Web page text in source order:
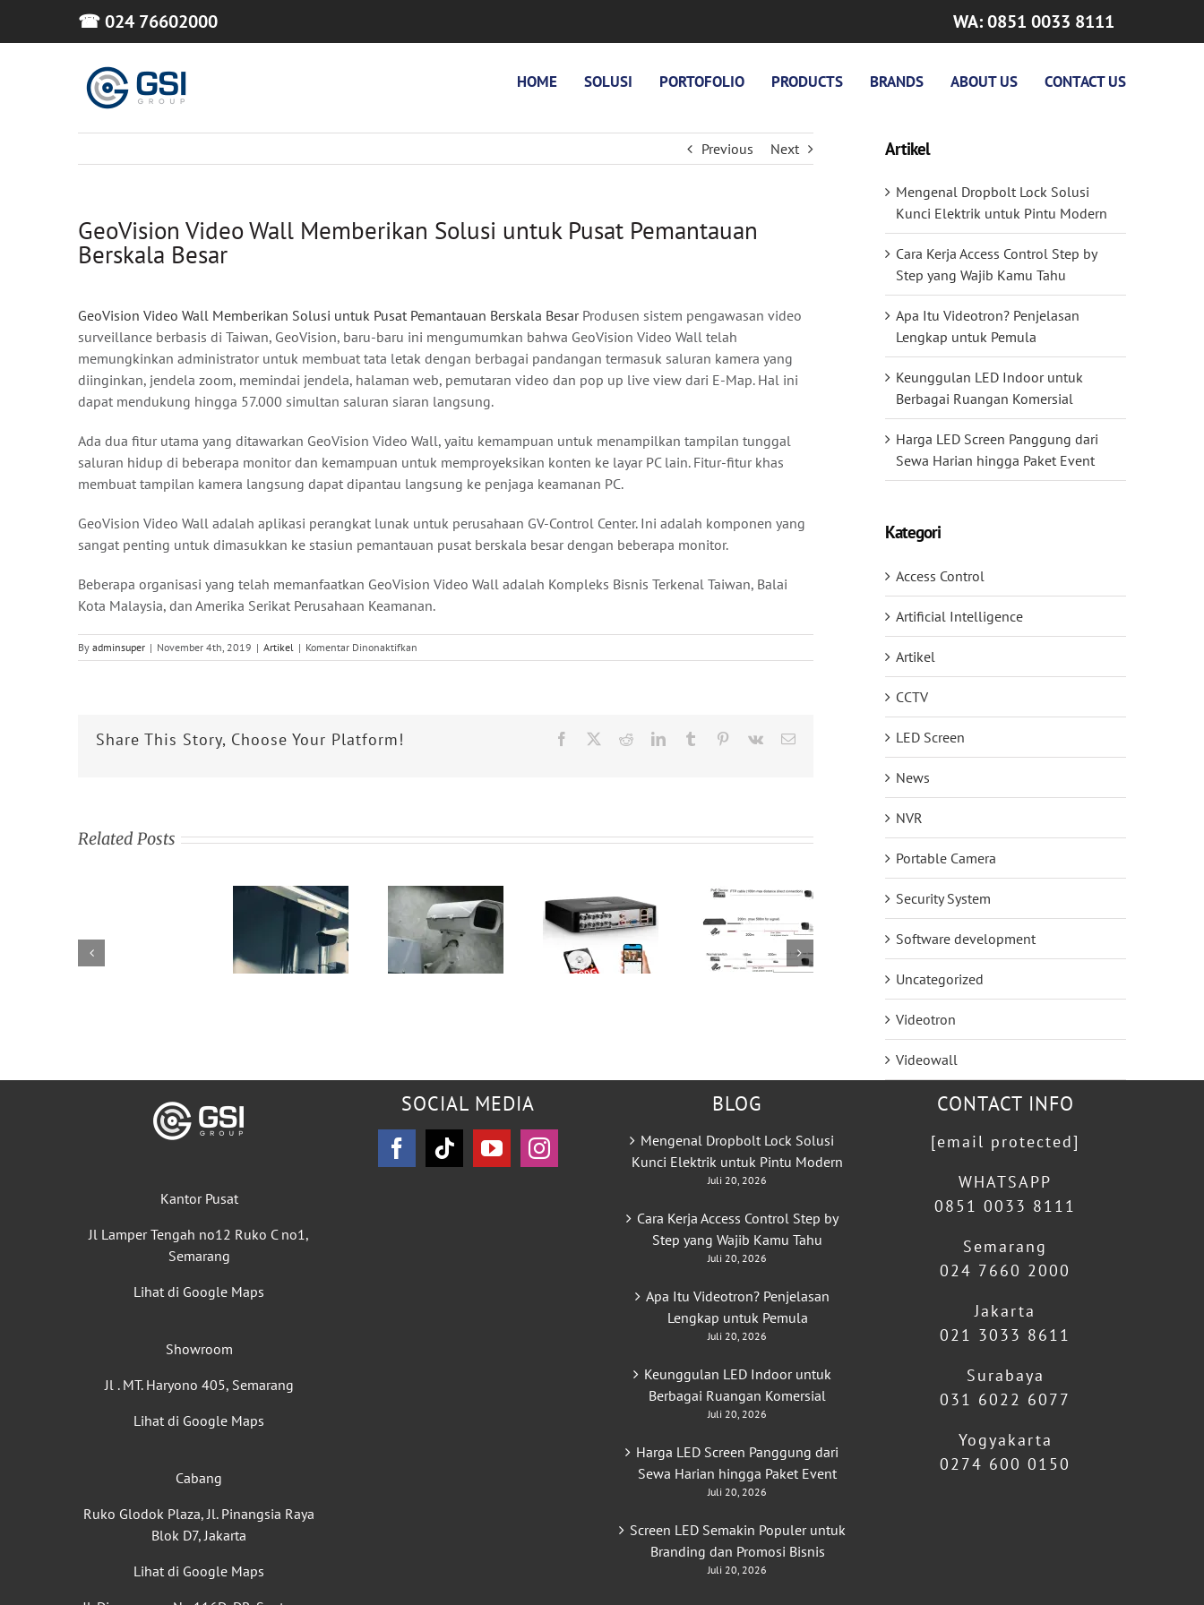
☎ 024 76602000 WA: 0851 0033 8111
HOME SOLUSI PORTOFOLIO PRODUCTS BRANDS ABOUT US CONTACT US
Previous Next
GeoVision Video Wall Memberikan Solusi untuk Pusat Pemantauan
Berskala Besar
GeoVision Video Wall Memberikan Solusi untuk Pusat Pemantauan Berskala Besar Produsen sistem pengawasan video
surveillance berbasis di Taiwan, GeoVision, baru-baru ini mengumumkan bahwa GeoVision Video Wall telah
memungkinkan administrator untuk membuat tata letak dengan berbagai pandangan termasuk saluran kamera yang
diinginkan, jendela zoom, memindai jendela, halaman web, pemutaran video dan pop up live view dari E-Map. Hal ini
dapat mendukung hingga 57.000 simultan saluran siaran langsung.
Ada dua fitur utama yang ditawarkan GeoVision Video Wall, yaitu kemampuan untuk menampilkan tampilan tunggal
saluran hidup di beberapa monitor dan kemampuan untuk memproyeksikan konten ke layar PC lain. Fitur-fitur khas
membuat tampilan kamera langsung dapat dipantau langsung ke penjaga keamanan PC.
GeoVision Video Wall adalah aplikasi perangkat lunak untuk perusahaan GV-Control Center. Ini adalah komponen yang
sangat penting untuk dimasukkan ke stasiun pemantauan pusat berskala besar dengan beberapa monitor.
Beberapa organisasi yang telah memanfaatkan GeoVision Video Wall adalah Kompleks Bisnis Terkenal Taiwan, Balai
Kota Malaysia, dan Amerika Serikat Perusahaan Keamanan.
By adminsuper | November 4th, 2019 | Artikel | Komentar Dinonaktifkan
GeoVision
Share This Story, Choose Your Platform! Facebook RedditLinkedInTumblr Pinterest
Vk Email
Related Posts
Artikel
Mengenal Dropbolt Lock Solusi
Kunci Elektrik untuk Pintu Modern
Cara Kerja Access Control Step by
Step yang Wajib Kamu Tahu
Apa Itu Videotron? Penjelasan
Lengkap untuk Pemula
Keunggulan LED Indoor untuk
Berbagai Ruangan Komersial
Harga LED Screen Panggung dari
Sewa Harian hingga Paket Event
Kategori
Access Control
Artificial Intelligence
Artikel
CCTV
LED Screen
News
NVR
Portable Camera
Security System
Software development
Uncategorized
Videotron
Videowall
Kantor Pusat
Jl Lamper Tengah no12 Ruko C no1,
Semarang
Lihat di Google Maps
Showroom
Jl . MT. Haryono 405, Semarang
Lihat di Google Maps
Cabang
Ruko Glodok Plaza, Jl. Pinangsia Raya
Blok D7, Jakarta
Lihat di Google Maps
SOCIAL MEDIA BLOG
Mengenal Dropbolt Lock Solusi
Kunci Elektrik untuk Pintu Modern
Juli 20, 2026
Cara Kerja Access Control Step by
Step yang Wajib Kamu Tahu
Juli 20, 2026
Apa Itu Videotron? Penjelasan
Lengkap untuk Pemula
Juli 20, 2026
Keunggulan LED Indoor untuk
Berbagai Ruangan Komersial
Juli 20, 2026
Harga LED Screen Panggung dari
Sewa Harian hingga Paket Event
Juli 20, 2026
Screen LED Semakin Populer untuk
Branding dan Promosi Bisnis
Juli 20, 2026
CONTACT INFO
[email protected]
WHATSAPP
0851 0033 8111
Semarang
024 7660 2000
Jakarta
021 3033 8611
Surabaya
031 6022 6077
Yogyakarta
0274 600 0150